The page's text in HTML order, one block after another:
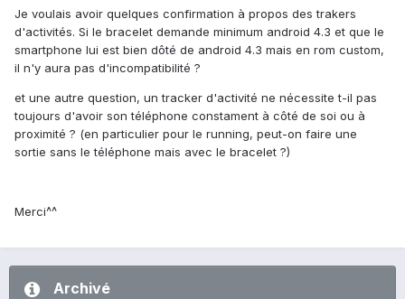
Je voulais avoir quelques confirmation à propos des trakers
d'activités. Si le bracelet demande minimum android 4.3 et que le
smartphone lui est bien dôté de android 4.3 mais en rom custom,
il n'y aura pas d'incompatibilité ?
et une autre question, un tracker d'activité ne nécessite t-il pas
toujours d'avoir son téléphone constament à côté de soi ou à
proximité ? (en particulier pour le running, peut-on faire une
sortie sans le téléphone mais avec le bracelet ?)
Merci^^
Archivé